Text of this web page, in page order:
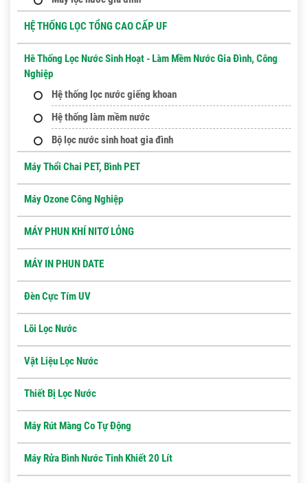
HỆ THỐNG LỌC TỔNG CAO CẤP UF
Hê Thống Lọc Nước Sinh Hoạt - Làm Mềm Nước Gia Đình, Công
Nghiệp
Hệ thống lọc nước giếng khoan
Hệ thống làm mềm nước
Bộ lọc nước sinh hoat gia đình
Máy Thổi Chai PET, Bình PET
Máy Ozone Công Nghiệp
MÁY PHUN KHÍ NITƠ LỎNG
MÁY IN PHUN DATE
Đèn Cực Tím UV
Lõi Lọc Nước
Vật Liệu Lọc Nước
Thiết Bị Lọc Nước
Máy Rút Màng Co Tự Động
Máy Rửa Bình Nước Tinh Khiết 20 Lít